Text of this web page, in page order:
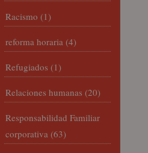
Racismo (1)
reforma horaria (4)
Refugiados (1)
Relaciones humanas (20)
Responsabilidad Familiar
corporativa (63)